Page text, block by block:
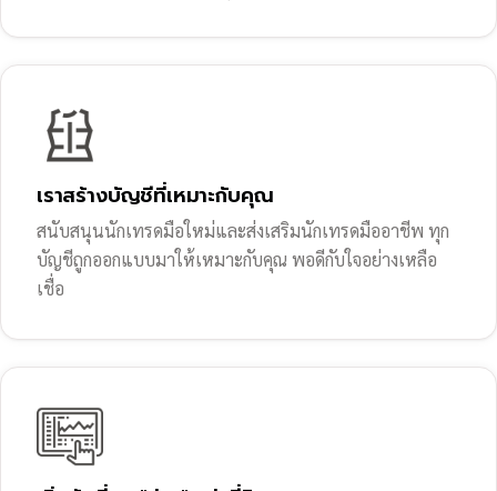
เราสร้างบัญชีที่เหมาะกับคุณ
สนับสนุนนักเทรดมือใหม่และส่งเสริมนักเทรดมืออาชีพ ทุก
บัญชีถูกออกแบบมาให้เหมาะกับคุณ พอดีกับใจอย่างเหลือ
เชื่อ